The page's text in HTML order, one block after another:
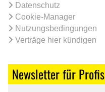
Datenschutz
Cookie-Manager
Nutzungsbedingungen
Verträge hier kündigen
Newsletter für Profis